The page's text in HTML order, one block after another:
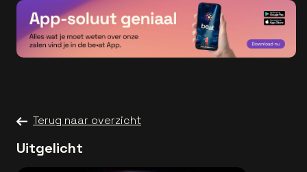
Terug naar overzicht
Uitgelicht